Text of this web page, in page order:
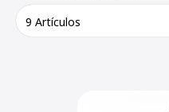
9 Artículos